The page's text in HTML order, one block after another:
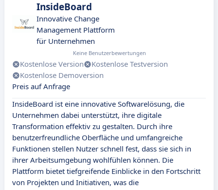
InsideBoard
Innovative Change
Management Plattform
für Unternehmen
Keine Benutzerbewertungen
Kostenlose Version
Kostenlose Testversion
Kostenlose Demoversion
Preis auf Anfrage
InsideBoard ist eine innovative Softwarelösung, die
Unternehmen dabei unterstützt, ihre digitale
Transformation effektiv zu gestalten. Durch ihre
benutzerfreundliche Oberfläche und umfangreiche
Funktionen stellen Nutzer schnell fest, dass sie sich in
ihrer Arbeitsumgebung wohlfühlen können. Die
Plattform bietet tiefgreifende Einblicke in den Fortschritt
von Projekten und Initiativen, was die